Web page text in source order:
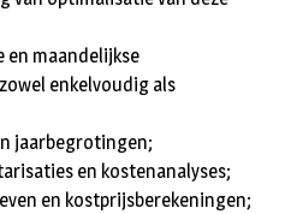
en maandelijkse
enkelvoudig als
jaarbegrotingen;
en kostenanalyses;
en kostprijsberekeningen;